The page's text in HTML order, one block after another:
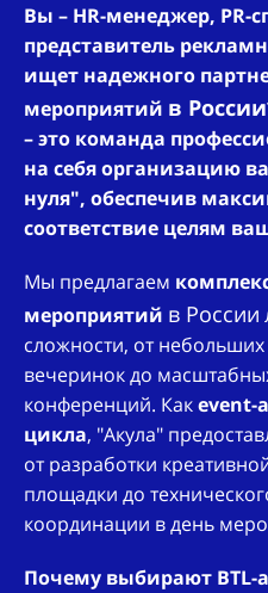
Вы – HR-менеджер, PR-
представитель
ищет надежного
мероприятий в России
– это команда
на себя организацию
нуля", обеспечив
соответствие целям
Мы предлагаем
мероприятий в России
сложности, от
вечеринок до
конференций. Какevent-
цикла, "Акула"
от разработки
площадки до
координации в день
Почему выбирают BTL-